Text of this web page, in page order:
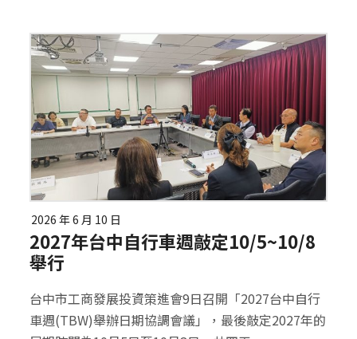
2026 年 6 月 10 日
2027年台中自行車週敲定10/5~10/8
舉行
台中市工商發展投資策進會9日召開「2027台中自行
車週(TBW)舉辦日期協調會議」，最後敲定2027年的